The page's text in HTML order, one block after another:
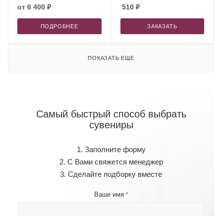
от 6 400 ₽
ПОДРОБНЕЕ
510₽
ЗАКАЗАТЬ
ПОКАЗАТЬ ЕЩЕ
Самый быстрый способ выбрать
сувениры
1. Заполните форму
2. С Вами свяжется менеджер
3. Сделайте подборку вместе
Ваше имя *